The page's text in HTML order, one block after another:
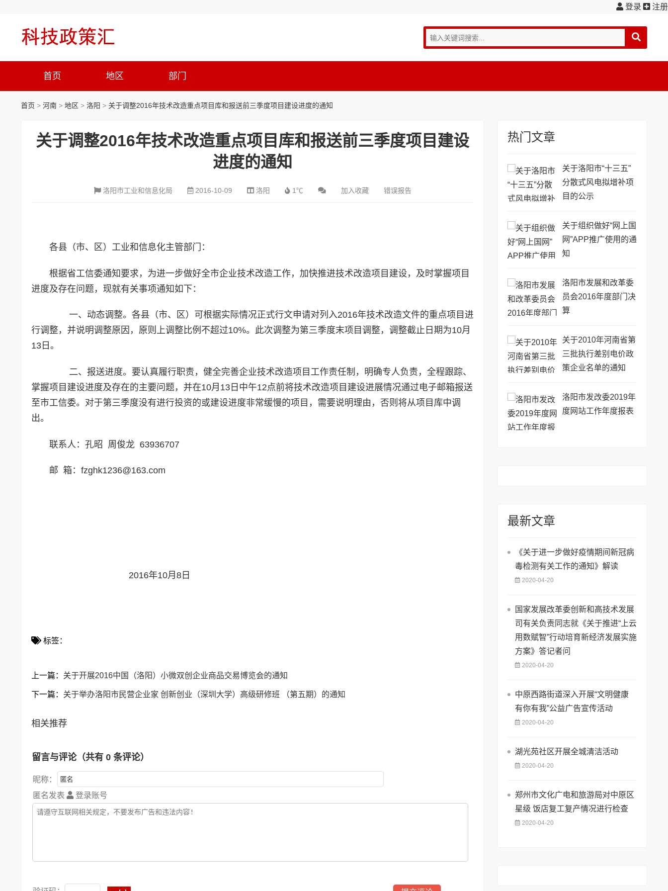
登录 注册
首页 地区 部门
首页 > 河南 > 地区 > 洛阳 > 关于调整2016年技术改造重点项目库和报送前三季度项目建设进度的通知
关于调整2016年技术改造重点项目库和报送前三季度项目建设
进度的通知
洛阳市工业和信息化局 2016-10-09 洛阳 1℃ 加入收藏 错误报告
各县（市、区）工业和信息化主管部门：
根据省工信委通知要求，为进一步做好全市企业技术改造工作，加快推进技术改造项目建设，及时掌握项目
进度及存在问题，现就有关事项通知如下：
一、动态调整。各县（市、区）可根据实际情况正式行文申请对列入2016年技术改造文件的重点项目进
行调整，并说明调整原因，原则上调整比例不超过10%。此次调整为第三季度末项目调整，调整截止日期为10月
13日。
二、报送进度。要认真履行职责，健全完善企业技术改造项目工作责任制，明确专人负责，全程跟踪、
掌握项目建设进度及存在的主要问题，并在10月13日中午12点前将技术改造项目建设进展情况通过电子邮箱报送
至市工信委。对于第三季度没有进行投资的或建设进度非常缓慢的项目，需要说明理由，否则将从项目库中调
出。
联系人：孔昭 周俊龙 63936707
邮 箱：fzghk1236@163.com
2016年10月8日
标签：
上一篇： 关于开展2016中国（洛阳）小微双创企业商品交易博览会的通知
下一篇： 关于举办洛阳市民营企业家 创新创业（深圳大学）高级研修班 （第五期）的通知
相关推荐
留言与评论（共有 0 条评论）
昵称：
匿名发表
登录账号
热门文章
关于洛阳市“十三五”
分散式风电拟增补项
目的公示
关于组织做好“网上国
网”APP推广使用的通
知
洛阳市发展和改革委
员会2016年度部门决
算
关于2010年河南省第
三批执行差别电价政
策企业名单的通知
洛阳市发改委2019年
度网站工作年度报表
最新文章
《关于进一步做好疫情期间新冠病
毒检测有关工作的通知》解读
2020-04-20
国家发展改革委创新和高技术发展
司有关负责同志就《关于推进“上云
用数赋智”行动培育新经济发展实施
方案》答记者问
2020-04-20
中原西路街道深入开展“文明健康
有你有我”公益广告宣传活动
2020-04-20
湖光苑社区开展全城清洁活动
2020-04-20
郑州市文化广电和旅游局对中原区
星级 饭店复工复产情况进行检查
2020-04-20